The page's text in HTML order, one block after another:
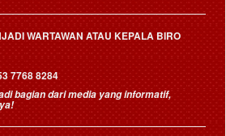
WARTAWAN ATAU KEPALA BIRO
7768 8284
bagian dari media yang informatif,